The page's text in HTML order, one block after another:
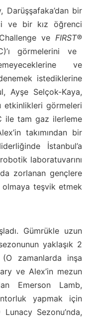
Darüşşafaka’dan bir
ve bir kız öğrenci
ve FIRST®
görmelerini ve
ve
istediklerine
Ayşe Selçok-Kaya,
etkinlikleri görmeleri
ile tam gaz ilerleme
takımından bir
İstanbul’a
laboratuvarını
zorlanan gençlere
olmaya teşvik etmek
Gümrükle uzun
yaklaşık 2
zamanlarda inşa
ve Alex’in mezun
Emerson Lamb,
yapmak için
Sezonu’nda,